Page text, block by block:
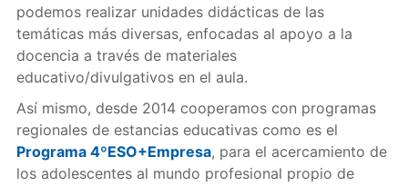
podemos realizar unidades didácticas de las
temáticas más diversas, enfocadas al apoyo a la
docencia a través de materiales
educativo/divulgativos en el aula.
Así mismo, desde 2014 cooperamos con programas
regionales de estancias educativas como es el
Programa 4ºESO+Empresa, para el acercamiento de
los adolescentes al mundo profesional propio de